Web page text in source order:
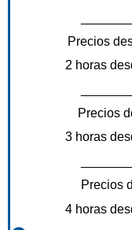
Precios
2 horas
Precios
3 horas
Precios
4 horas